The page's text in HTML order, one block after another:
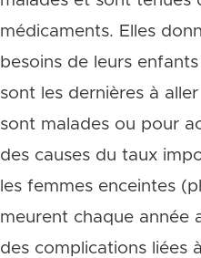
médicaments. Elles
besoins de leurs
sont les dernières à
sont malades ou pour
des causes du taux
les femmes enceintes
meurent chaque année
des complications liées